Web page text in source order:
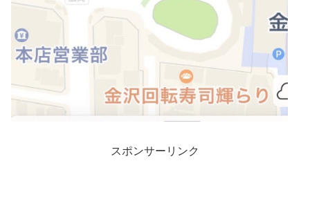
スポンサーリンク